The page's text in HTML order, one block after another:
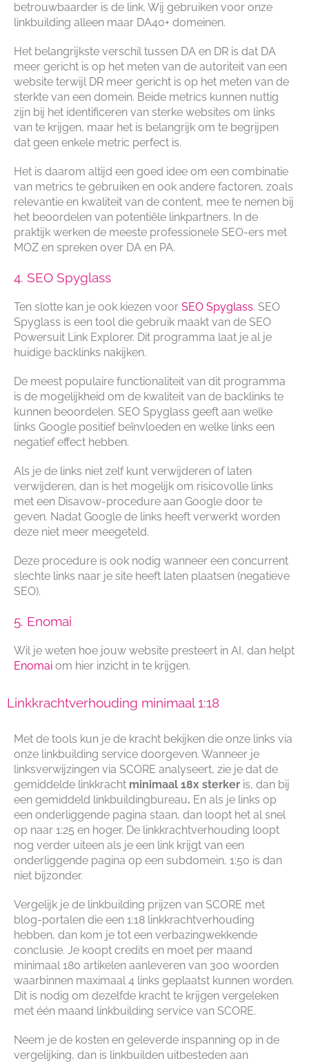
betrouwbaarder is de link. Wij gebruiken voor onze
linkbuilding alleen maar DA40+ domeinen.
Het belangrijkste verschil tussen DA en DR is dat DA
meer gericht is op het meten van de autoriteit van een
website terwijl DR meer gericht is op het meten van de
sterkte van een domein. Beide metrics kunnen nuttig
zijn bij het identificeren van sterke websites om links
van te krijgen, maar het is belangrijk om te begrijpen
dat geen enkele metric perfect is.
Het is daarom altijd een goed idee om een combinatie
van metrics te gebruiken en ook andere factoren, zoals
relevantie en kwaliteit van de content, mee te nemen bij
het beoordelen van potentiële linkpartners. In de
praktijk werken de meeste professionele SEO-ers met
MOZ en spreken over DA en PA.
4. SEO Spyglass
Ten slotte kan je ook kiezen voor SEO Spyglass. SEO
Spyglass is een tool die gebruik maakt van de SEO
Powersuit Link Explorer. Dit programma laat je al je
huidige backlinks nakijken.
De meest populaire functionaliteit van dit programma
is de mogelijkheid om de kwaliteit van de backlinks te
kunnen beoordelen. SEO Spyglass geeft aan welke
links Google positief beïnvloeden en welke links een
negatief effect hebben.
Als je de links niet zelf kunt verwijderen of laten
verwijderen, dan is het mogelijk om risicovolle links
met een Disavow-procedure aan Google door te
geven. Nadat Google de links heeft verwerkt worden
deze niet meer meegeteld.
Deze procedure is ook nodig wanneer een concurrent
slechte links naar je site heeft laten plaatsen (negatieve
SEO).
5. Enomai
Wil je weten hoe jouw website presteert in AI, dan helpt
Enomai om hier inzicht in te krijgen.
Linkkrachtverhouding minimaal 1:18
Met de tools kun je de kracht bekijken die onze links via
onze linkbuilding service doorgeven. Wanneer je
linksverwijzingen via SCORE analyseert, zie je dat de
gemiddelde linkkracht minimaal 18x sterker is, dan bij
een gemiddeld linkbuildingbureau. En als je links op
een onderliggende pagina staan, dan loopt het al snel
op naar 1:25 en hoger. De linkkrachtverhouding loopt
nog verder uiteen als je een link krijgt van een
onderliggende pagina op een subdomein, 1:50 is dan
niet bijzonder.
Vergelijk je de linkbuilding prijzen van SCORE met
blog-portalen die een 1:18 linkkrachtverhouding
hebben, dan kom je tot een verbazingwekkende
conclusie. Je koopt credits en moet per maand
minimaal 180 artikelen aanleveren van 300 woorden
waarbinnen maximaal 4 links geplaatst kunnen worden.
Dit is nodig om dezelfde kracht te krijgen vergeleken
met één maand linkbuilding service van SCORE.
Neem je de kosten en geleverde inspanning op in de
vergelijking, dan is linkbuilden uitbesteden aan